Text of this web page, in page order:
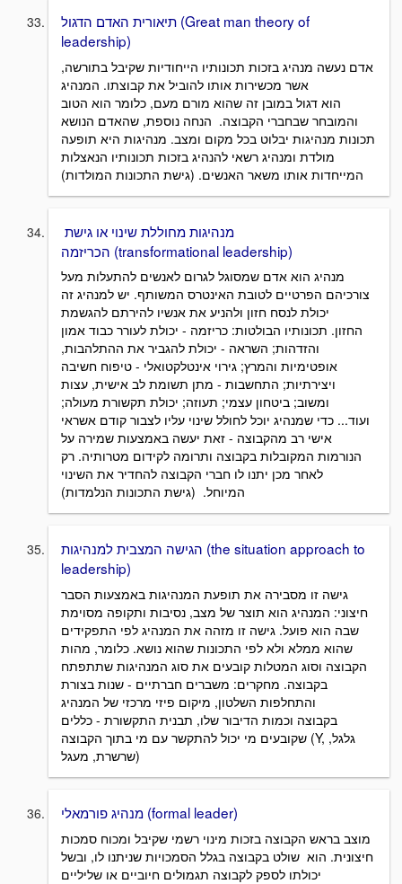
תיאורית האדם הדגול (Great man theory of
leadership)
אדם נעשה מנהיג בזכות תכונותיו הייחודיות שקיבל בתורשה,
אשר מכשירות אותו להוביל את קבוצתו. המנהיג
הוא דגול במובן זה שהוא מורם מעם, כלומר הוא הטוב
והמובחר שבחברי הקבוצה. הנחה נוספת, שהאדם הנושא
תכונות מנהיגות יבלוט בכל מקום ומצב. מנהיגות היא תופעה
מולדת ומנהיג רשאי להנהיג בזכות תכונותיו הנאצלות
המייחדות אותו משאר האנשים. (גישת התכונות המולדות)
הכריזמה (transformational leadership)
מנהיג הוא אדם שמסוגל לגרום לאנשים להתעלות מעל
צורכיהם הפרטיים לטובת האינטרס המשותף. יש למנהיג זה
יכולת לנסח חזון ולהניע את אנשיו להירתם להגשמת
החזון. תכונותיו הבולטות: כריזמה - יכולת לעורר כבוד אמון
והזדהות; השראה - יכולת להגביר את ההתלהבות,
אופטימיות והמרץ; גירוי אינטלקטואלי - טיפוח חשיבה
ויצירתיות; התחשבות - מתן תשומת לב אישית, עצות
ומשוב; ביטחון עצמי; תעוזה; יכולת תקשורת מעולה;
ועוד... כדי שמנהיג יוכל לחולל שינוי עליו לצבור קודם אשראי
אישי רב מהקבוצה - זאת יעשה באמצעות שמירה על
הנורמות המקובלות בקבוצה ותרומה לקידום מטרותיה. רק
לאחר מכן יתנו לו חברי הקבוצה להחדיר את השינוי
המיוחל. (גישת התכונות הנלמדות)
הגישה המצבית למנהיגות (the situation approach to
leadership)
גישה זו מסבירה את תופעת המנהיגות באמצעות הסבר
חיצוני: המנהיג הוא תוצר של מצב, נסיבות ותקופה מסוימת
שבה הוא פועל. גישה זו מזהה את המנהיג לפי התפקידים
שהוא ממלא ולא לפי התכונות שהוא נושא. כלומר, מהות
הקבוצה וסוג המטלות קובעים את סוג המנהיגות שתתפתח
בקבוצה. מחקרים: משברים חברתיים - שנות בצורת
והתחלפות השלטון, מיקום פיזי מרכזי של המנהיג
בקבוצה וכמות הדיבור שלו, תבנית התקשורת - כללים
שקובעים מי יכול להתקשר עם מי בתוך הקבוצה (Y, גלגל,
שרשרת, מעגל)
מנהיג פורמאלי (formal leader)
מוצב בראש הקבוצה בזכות מינוי רשמי שקיבל ומכוח סמכות
חיצונית. הוא שולט בקבוצה בגלל הסמכויות שניתנו לו, ובשל
יכולתו לספק לקבוצה תגמולים חיוביים או שליליים